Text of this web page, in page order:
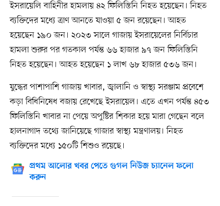
ইসরায়েলি বাহিনীর হামলায় ৪২ ফিলিস্তিনি নিহত হয়েছেন। নিহত
ব্যক্তিদের মধ্যে ত্রাণ আনতে যাওয়া ৫ জন রয়েছেন। আহত
হয়েছেন ১৯০ জন। ২০২৩ সালে গাজায় ইসরায়েলের নির্বিচার
হামলা শুরুর পর গতকাল পর্যন্ত ৬৬ হাজার ৯৭ জন ফিলিস্তিনি
নিহত হয়েছেন। আহত হয়েছেন ১ লাখ ৬৮ হাজার ৫৩৬ জন।
যুদ্ধের পাশাপাশি গাজায় খাবার, জ্বালানি ও স্বাস্থ্য সরঞ্জাম প্রবেশে
কড়া বিধিনিষেধ বজায় রেখেছে ইসরায়েল। এতে এখন পর্যন্ত ৪৫৩
ফিলিস্তিনি খাবার না পেয়ে অপুষ্টির শিকার হয়ে মারা গেছেন বলে
হালনাগাদ তথ্যে জানিয়েছে গাজার স্বাস্থ্য মন্ত্রণালয়। নিহত
ব্যক্তিদের মধ্যে ১৫০টি শিশুও রয়েছে।
প্রথম আলোর খবর পেতে গুগল নিউজ চ্যানেল ফলো
করুন